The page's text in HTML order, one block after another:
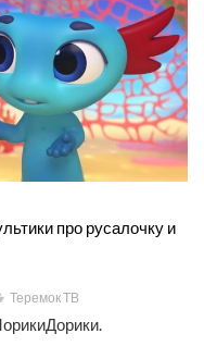
про русалочку и
Теремок ТВ